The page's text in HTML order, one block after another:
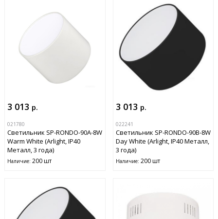
3 013 р.
021780
Светильник SP-RONDO-90A-8W
Warm White (Arlight, IP40
Металл, 3 года)
Наличие: 200 шт
3 013 р.
022241
Светильник SP-RONDO-90B-8W
Day White (Arlight, IP40 Металл,
3 года)
Наличие: 200 шт